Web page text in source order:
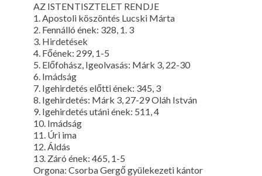
AZ ISTENTISZTELET RENDJE
1. Apostoli köszöntés Lucski Márta
2. Fennálló ének: 328, 1. 3
3. Hirdetések
4. Főének: 299, 1-5
5. Előfohász, Igeolvasás: Márk 3, 22-30
6. Imádság
7. Igehirdetés előtti ének: 345, 3
8. Igehirdetés: Márk 3, 27-29 Oláh István
9. Igehirdetés utáni ének: 511, 4
10. Imádság
11. Úri ima
12. Áldás
13. Záró ének: 465, 1-5
Orgona: Csorba Gergő gyülekezeti kántor